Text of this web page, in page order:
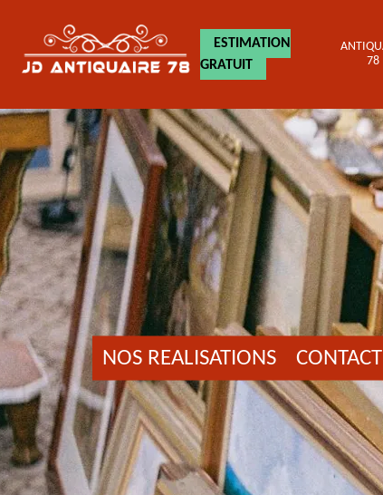
ESTIMATION
GRATUIT
78
NOS REALISATIONS